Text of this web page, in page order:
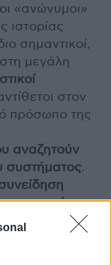
«ανώνυμοι»
ιστορίας
σημαντικοί,
μεγάλη
στον
πρόσωπο της
αναζητούν
συστήματος.
στην